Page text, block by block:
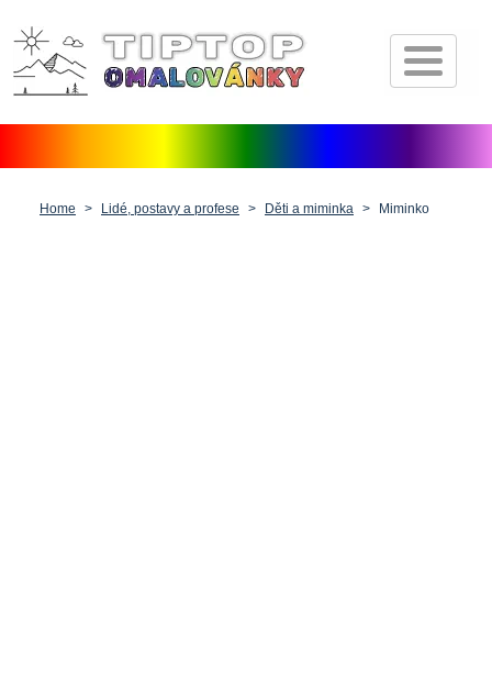
Úvod
Pohádkové postavičky
Home Lidé, postavy a profese Děti a miminka Miminko